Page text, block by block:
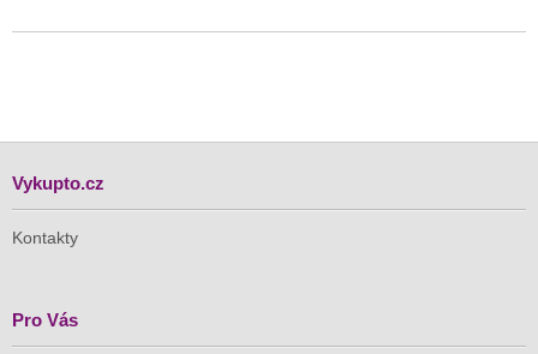
Vykupto.cz
Kontakty
Pro Vás